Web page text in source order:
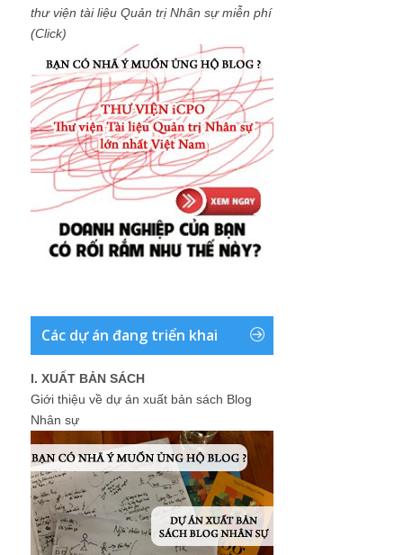
thư viện tài liệu Quản trị Nhân sự miễn phí
(Click)
Các dự án đang triển khai
I. XUẤT BẢN SÁCH
Giới thiệu về dự án xuất bản sách Blog
Nhân sự